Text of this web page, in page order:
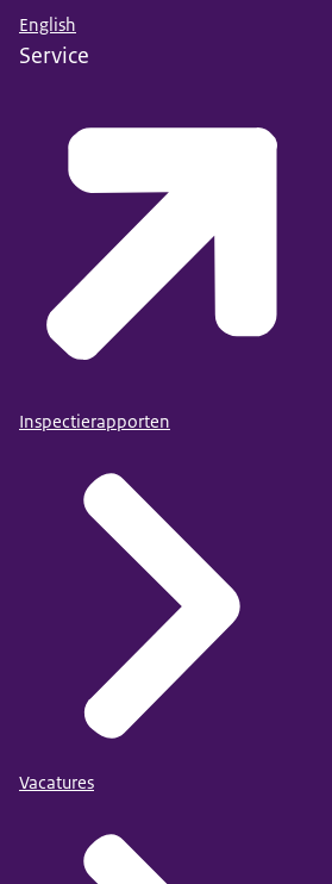
English
Service
Inspectierapporten
Vacatures